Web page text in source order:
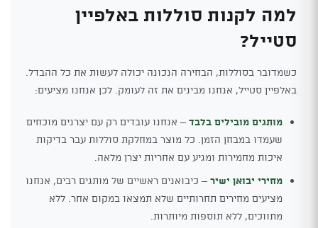
למה לקנות סוללות באלפיין
סטייל?
כשמדובר בסוללות, הבחירה הנכונה יכולה לעשות את כל ההבדל.
באלפיין סטייל, אנחנו מבינים את זה לעומק. לכן אנחנו מציעים:
מותגים מובילים בלבד– אנחנו עובדים רק עם יצרנים מוכחים
שעמדו במבחן הזמן. כל מוצר במחלקת סוללות עבר בדיקות
איכות מחמירות ומגיע עם אחריות יצרן מלאה.
מחירי יבואן ישיר– כיבואנים ראשיים של מותגים רבים, אנחנו
מציעים מחירים תחרותיים שלא תמצאו במקום אחר. ללא
מתווכים, ללא תוספות מיותרות.